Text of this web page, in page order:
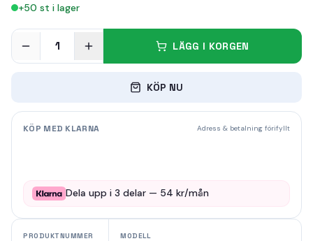
+50 st i lager
1 LÄGG I KORGEN
KÖP NU
KÖP MED KLARNA Adress & betalning förifyllt
Dela upp i 3 delar — 54 kr/mån
PRODUKTNUMMER MODELL